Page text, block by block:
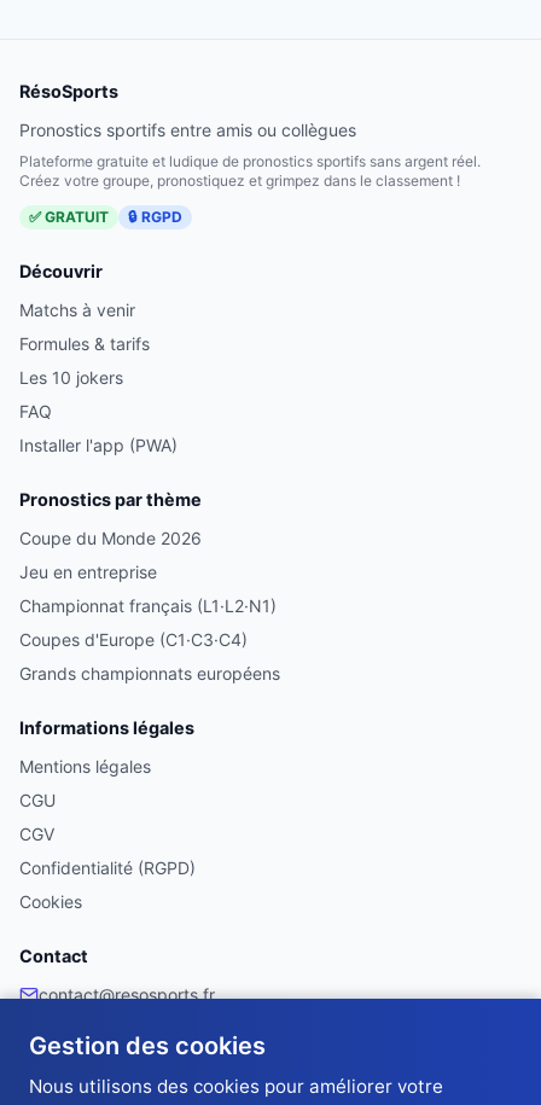
RésoSports
Pronostics sportifs entre amis ou collègues
Plateforme gratuite et ludique de pronostics sportifs sans argent réel.
Créez votre groupe, pronostiquez et grimpez dans le classement !
✅ GRATUIT
🔒 RGPD
Découvrir
Matchs à venir
Formules & tarifs
Les 10 jokers
FAQ
Installer l'app (PWA)
Pronostics par thème
Coupe du Monde 2026
Jeu en entreprise
Championnat français (L1·L2·N1)
Coupes d'Europe (C1·C3·C4)
Grands championnats européens
Informations légales
Mentions légales
CGU
CGV
Confidentialité (RGPD)
Cookies
Contact
contact@resosports.fr
Facebook
Made with ❤️ in France 🇫🇷
Gestion des cookies
Nous utilisons des cookies pour améliorer votre